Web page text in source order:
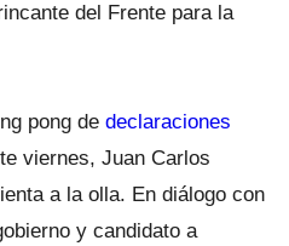
del Frente para la
pong de declaraciones
viernes, Juan Carlos
a la olla. En diálogo con
y candidato a